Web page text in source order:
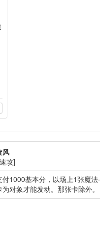
风
攻]
1000基本分，以场上1张魔法·
对象才能发动。那张卡除外。